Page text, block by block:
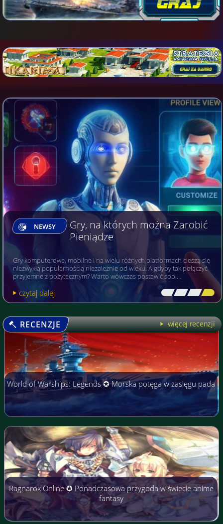
NEWSY
Gry, na których można Zarobić
Pieniądze
Gry komputerowe, mobilne i na wielu różnych platformach cieszą się
niezwykłą popularnością niezależnie od wieku. A gdyby tak połączyć
przyjemne z pożytecznym? Warto wówczas postawić sobi…
czytaj dalej [\ \\ \\ \]
RECENZJE więcej recenzji
World of Warships: Legends ✪ Morska potęga w zasięgu pada
Ragnarok Online ✪ Ponadczasowa przygoda w świecie anime
fantasy